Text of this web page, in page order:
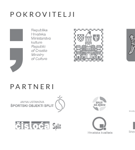
POKROVITELJI
PARTNERI